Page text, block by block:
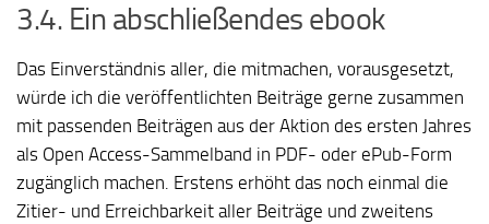
3.4. Ein abschließendes ebook
Das Einverständnis aller, die mitmachen, vorausgesetzt,
würde ich die veröffentlichten Beiträge gerne zusammen
mit passenden Beiträgen aus der Aktion des ersten Jahres
als Open Access-Sammelband in PDF- oder ePub-Form
zugänglich machen. Erstens erhöht das noch einmal die
Zitier- und Erreichbarkeit aller Beiträge und zweitens